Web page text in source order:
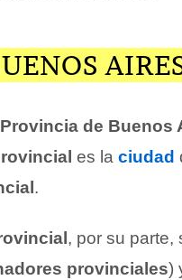
Provincia de Buenos
es la ciudad
.
, por su parte,
provinciales)